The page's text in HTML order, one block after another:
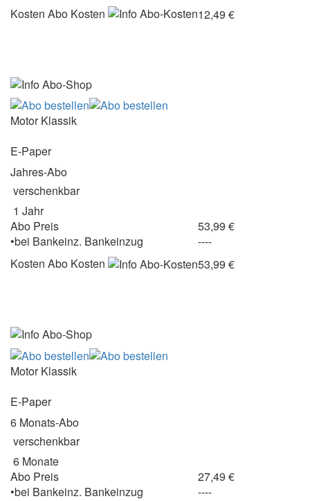
Kosten Abo Kosten 12,49 €
Motor Klassik
E-Paper
Jahres-Abo
verschenkbar
1 Jahr
Abo Preis
53,99 €
•bei Bankeinz. Bankeinzug
----
Kosten Abo Kosten 53,99 €
Motor Klassik
E-Paper
6 Monats-Abo
verschenkbar
6 Monate
Abo Preis
27,49 €
•bei Bankeinz. Bankeinzug
----